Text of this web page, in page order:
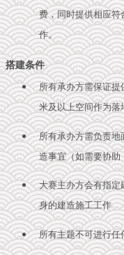
费，同时提供相应符
作。
搭建条件
所有承办方需保证提
米及以上空间作为落
所有承办方需负责地
造事宜（如需要协助
大赛主办方会有指定
身的建造施工工作
所有主题不可进行任